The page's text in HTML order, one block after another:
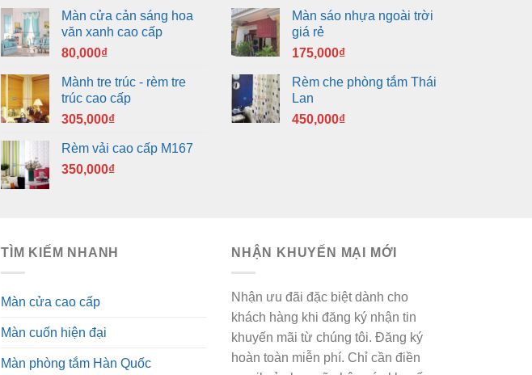
Màn cửa cản sáng hoa
văn xanh cao cấp
80,000₫
Mành tre trúc - rèm tre
trúc cao cấp
305,000₫
Rèm vải cao cấp M167
350,000₫
Màn sáo nhựa ngoài trời
giá rẻ
175,000₫
Rèm che phòng tắm Thái
Lan
450,000₫
TÌM KIẾM NHANH
Màn cửa cao cấp
Màn cuốn hiện đại
Màn phòng tắm Hàn Quốc
NHẬN KHUYẾN MẠI MỚI
Nhận ưu đãi đặc biệt dành cho
khách hàng khi đăng ký nhận tin
khuyến mãi từ chúng tôi. Đăng ký
hoàn toàn miễn phí. Chỉ cần điền